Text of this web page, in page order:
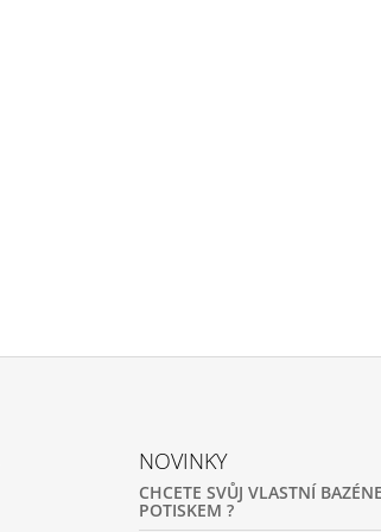
NOVINKY
CHCETE SVŮJ VLASTNÍ
POTISKEM ?